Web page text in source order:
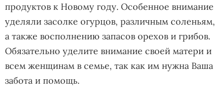
продуктов к Новому году. Особенное внимание
уделяли засолке огурцов, различным соленьям,
а также восполнению запасов орехов и грибов.
Обязательно уделите внимание своей матери и
всем женщинам в семье, так как им нужна Ваша
забота и помощь.